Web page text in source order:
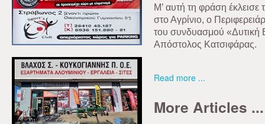
Μ’ αυτή τη φράση έκλεισε
στο Αγρίνιο, ο
του συνδυασμού
Απόστολος Κατσιφάρας.
Read more ...
More Articles ...